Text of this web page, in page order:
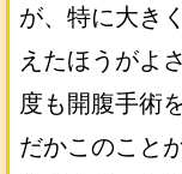
が、特に大き
えたほうがよ
度も開腹手術
だかこのこと